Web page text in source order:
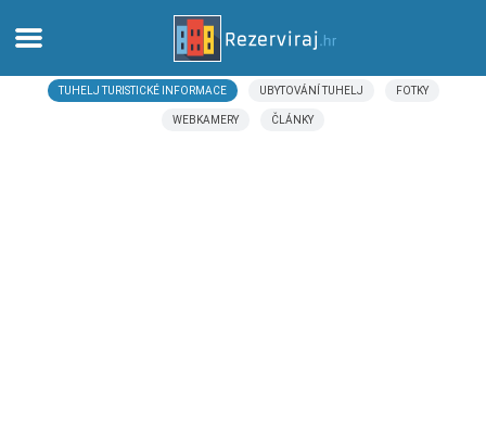
DomůTUHELJ TURISTICKÉ INFORMACE UBYTOVÁNÍ TUHELJ FOTKY
WEBKAMERY ČLÁNKY